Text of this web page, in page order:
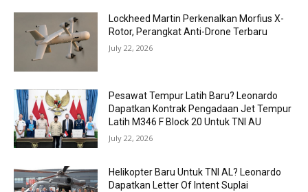
Lockheed Martin Perkenalkan Morfius X-
Rotor, Perangkat Anti-Drone Terbaru
July 22, 2026
Pesawat Tempur Latih Baru? Leonardo
Dapatkan Kontrak Pengadaan Jet Tempur
Latih M346 F Block 20 Untuk TNI AU
July 22, 2026
Helikopter Baru Untuk TNI AL? Leonardo
Dapatkan Letter Of Intent Suplai